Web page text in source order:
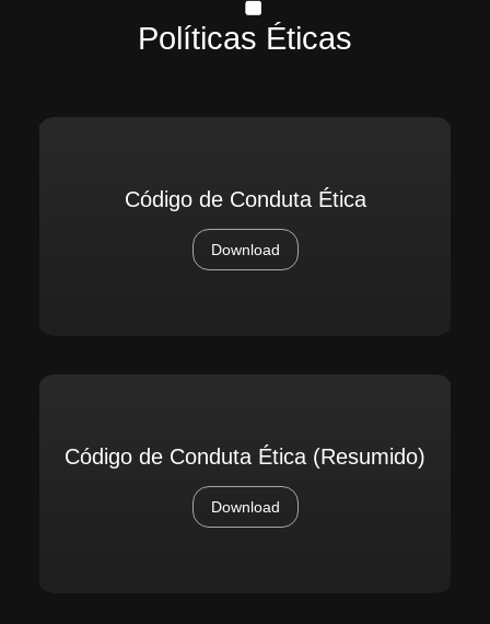
Políticas Éticas
Código de Conduta Ética
Download
Código de Conduta Ética (Resumido)
Download